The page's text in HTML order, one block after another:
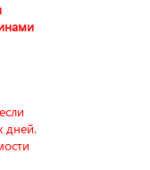
дней.